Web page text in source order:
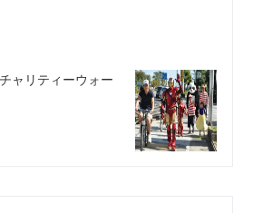
ャリティーウォー